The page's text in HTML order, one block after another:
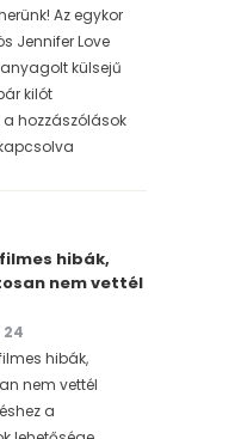
Az egykor
Jennifer Love
külsejű
kilót
a hozzászólások
hibák,
nem vettél
24
hibák,
nem vettél
a